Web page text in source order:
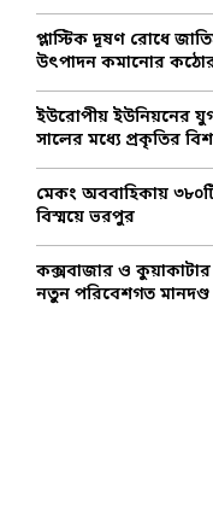
প্লাস্টিক দূষণ রোধে
উৎপাদন কমানোর
ইউরোপীয় ইউনিয়নের
সালের মধ্যে প্রকৃতির
মেকং অববাহিকায়
বিস্ময়ে ভরপুর
কক্সবাজার ও কুয়াকাটার
নতুন পরিবেশগত মানদণ্ড